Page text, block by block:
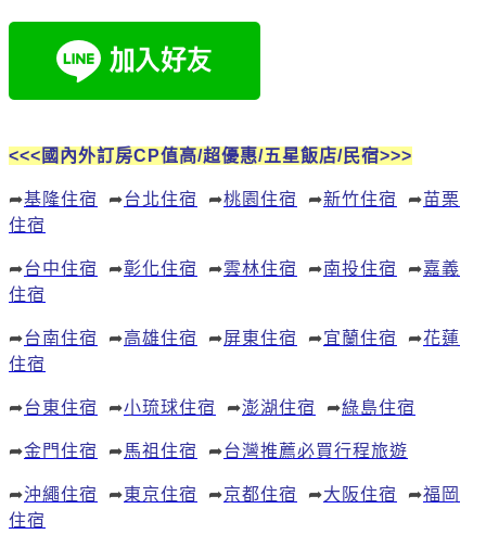
<<<國內外訂房CP值高/超優惠/五星飯店/民宿>>>
➦基隆住宿 ➦台北住宿 ➦桃園住宿 ➦新竹住宿 ➦苗栗
住宿
➦台中住宿 ➦彰化住宿 ➦雲林住宿 ➦南投住宿 ➦嘉義
住宿
➦台南住宿 ➦高雄住宿 ➦屏東住宿 ➦宜蘭住宿 ➦花蓮
住宿
➦台東住宿 ➦小琉球住宿 ➦澎湖住宿 ➦綠島住宿
➦金門住宿 ➦馬祖住宿 ➦台灣推薦必買行程旅遊
➦沖繩住宿 ➦東京住宿 ➦京都住宿 ➦大阪住宿 ➦福岡
住宿